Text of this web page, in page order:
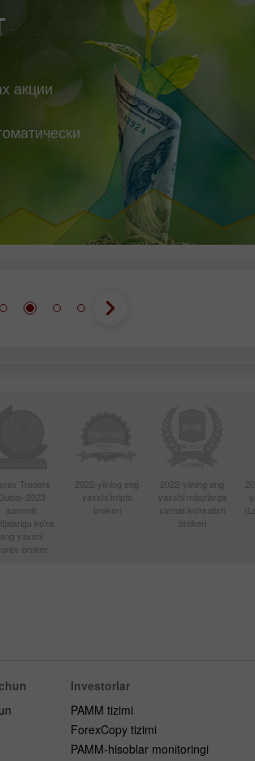
bo'yicha
акции
Traders
Dubai–2023
sammiti
ko'ra
eng yaxshi
broker
2022-yilning eng
yaxshi kripto
brokeri
2022-yilning eng
yaxshi mijozlarga
xizmat ko'rsatish
brokeri
Investorlar
PAMM tizimi
ForexCopy tizimi
PAMM-hisoblar monitoringi